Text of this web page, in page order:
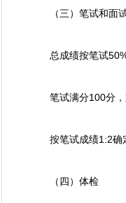
（三）笔试和面
总成绩按笔试50%
笔试满分100分，
按笔试成绩1:2确定
（四）体检